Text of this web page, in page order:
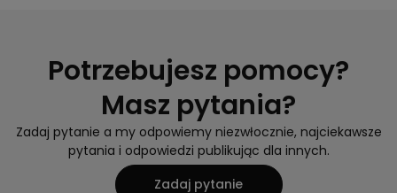
Potrzebujesz pomocy?
Masz pytania?
Zadaj pytanie a my odpowiemy niezwłocznie, najciekawsze
pytania i odpowiedzi publikując dla innych.
Zadaj pytanie